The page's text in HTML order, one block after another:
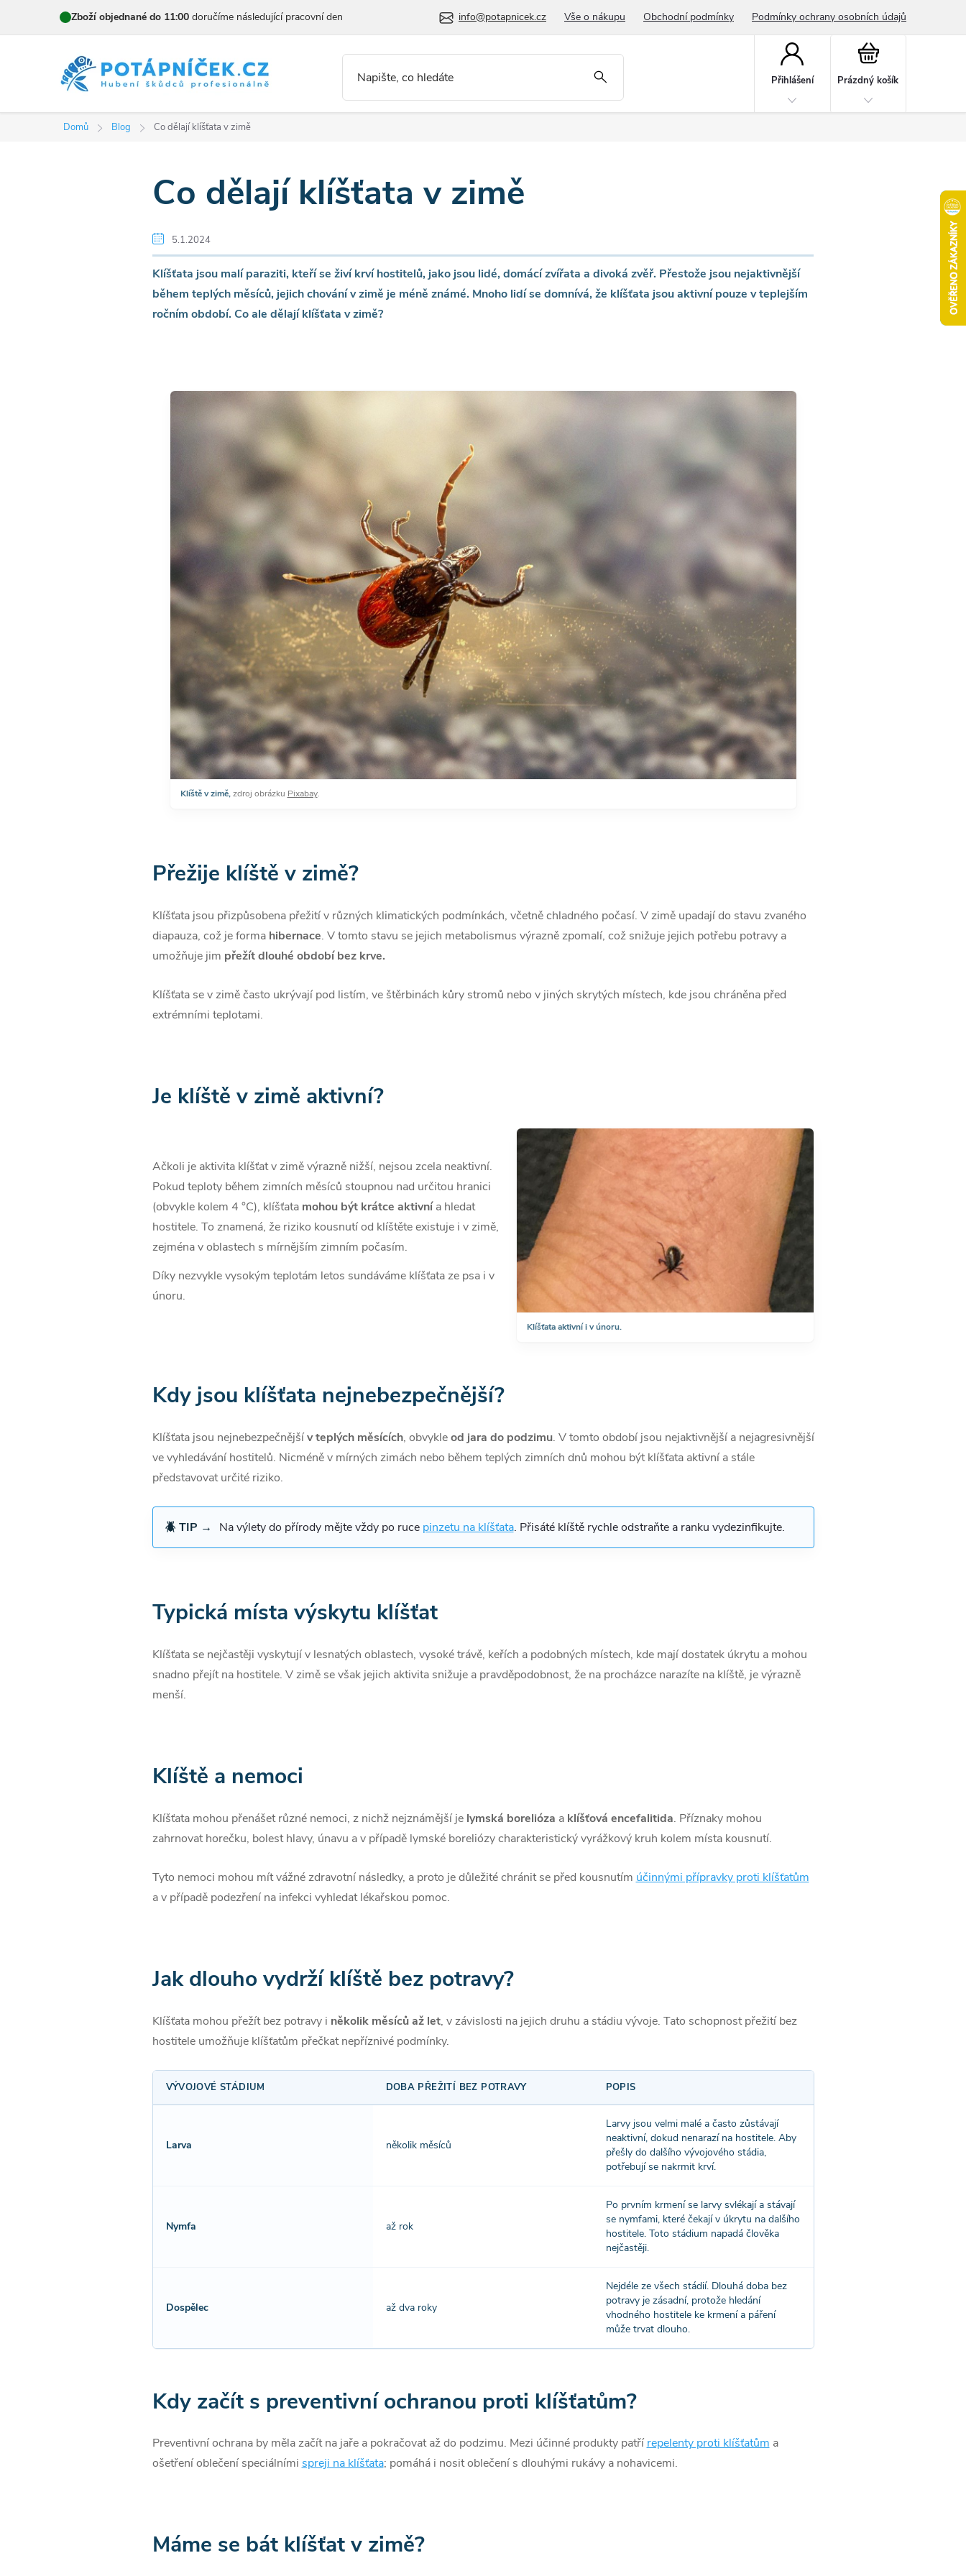
Zboží objednané do 11:00 doručíme následující pracovní den info@potapnicek.cz Vše o nákupu Obchodní podmínky Podmínky ochrany osobních údajů
Přihlášení
Nákupní
Prázdný košík
Domů Blog Co dělají klíšťata v zimě
Co dělají klíšťata v zimě
5.1.2024
Klíšťata jsou malí paraziti, kteří se živí krví hostitelů, jako jsou lidé, domácí zvířata a divoká zvěř. Přestože jsou nejaktivnější
během teplých měsíců, jejich chování v zimě je méně známé. Mnoho lidí se domnívá, že klíšťata jsou aktivní pouze v teplejším
ročním období. Co ale dělají klíšťata v zimě?
Klíště v zimě,zdroj obrázku Pixabay.
Přežije klíště v zimě?
Klíšťata jsou přizpůsobena přežití v různých klimatických podmínkách, včetně chladného počasí. V zimě upadají do stavu zvaného
diapauza, což je forma hibernace. V tomto stavu se jejich metabolismus výrazně zpomalí, což snižuje jejich potřebu potravy a
umožňuje jim přežít dlouhé období bez krve.
Klíšťata se v zimě často ukrývají pod listím, ve štěrbinách kůry stromů nebo v jiných skrytých místech, kde jsou chráněna před
extrémními teplotami.
Je klíště v zimě aktivní?
Ačkoli je aktivita klíšťat v zimě výrazně nižší, nejsou zcela neaktivní.
Pokud teploty během zimních měsíců stoupnou nad určitou hranici
(obvykle kolem 4 °C), klíšťata mohou být krátce aktivnía hledat
hostitele. To znamená, že riziko kousnutí od klíštěte existuje i v zimě,
zejména v oblastech s mírnějším zimním počasím.
Díky nezvykle vysokým teplotám letos sundáváme klíšťata ze psa i v
únoru.
Klíšťata aktivní i v únoru.
Kdy jsou klíšťata nejnebezpečnější?
Klíšťata jsou nejnebezpečnějšív teplých měsících, obvykleod jara do podzimu. V tomto období jsou nejaktivnější a nejagresivnější
ve vyhledávání hostitelů. Nicméně v mírných zimách nebo během teplých zimních dnů mohou být klíšťata aktivní a stále
představovat určité riziko.
🪲 TIP → Na výlety do přírody mějte vždy po ruce pinzetu na klíšťata. Přisáté klíště rychle odstraňte a ranku vydezinfikujte.
Typická místa výskytu klíšťat
Klíšťata se nejčastěji vyskytují v lesnatých oblastech, vysoké trávě, keřích a podobných místech, kde mají dostatek úkrytu a mohou
snadno přejít na hostitele. V zimě se však jejich aktivita snižuje a pravděpodobnost, že na procházce narazíte na klíště, je výrazně
menší.
Klíště a nemoci
Klíšťata mohou přenášet různé nemoci, z nichž nejznámější je lymská borelióza a klíšťová encefalitida. Příznaky mohou
zahrnovat horečku, bolest hlavy, únavu a v případě lymské boreliózy charakteristický vyrážkový kruh kolem místa kousnutí.
Tyto nemoci mohou mít vážné zdravotní následky, a proto je důležité chránit se před kousnutím účinnými přípravky proti klíšťatům
a v případě podezření na infekci vyhledat lékařskou pomoc.
Jak dlouho vydrží klíště bez potravy?
Klíšťata mohou přežít bez potravy i několik měsíců až let, v závislosti na jejich druhu a stádiu vývoje. Tato schopnost přežití bez
hostitele umožňuje klíšťatům přečkat nepříznivé podmínky.
VÝVOJOVÉ STÁDIUM DOBA PŘEŽITÍ BEZ POTRAVY POPIS
Larva několik měsíců
Larvy jsou velmi malé a často zůstávají
neaktivní, dokud nenarazí na hostitele. Aby
přešly do dalšího vývojového stádia,
potřebují se nakrmit krví.
Nymfa až rok
Po prvním krmení se larvy svlékají a stávají
se nymfami, které čekají v úkrytu na dalšího
hostitele. Toto stádium napadá člověka
nejčastěji.
Dospělec až dva roky
Nejdéle ze všech stádií. Dlouhá doba bez
potravy je zásadní, protože hledání
vhodného hostitele ke krmení a páření
může trvat dlouho.
Kdy začít s preventivní ochranou proti klíšťatům?
Preventivní ochrana by měla začít na jaře a pokračovat až do podzimu. Mezi účinné produkty patřírepelenty proti klíšťatůma
ošetření oblečení speciálnímispreji na klíšťata; pomáhá i nosit oblečení s dlouhými rukávy a nohavicemi.
Máme se bát klíšťat v zimě?